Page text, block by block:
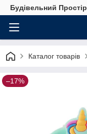
Будівельний Простір
Каталог товарів
–17%